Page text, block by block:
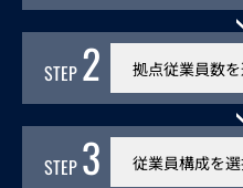
STEP 2 従業員数
STEP 3 従業員構成